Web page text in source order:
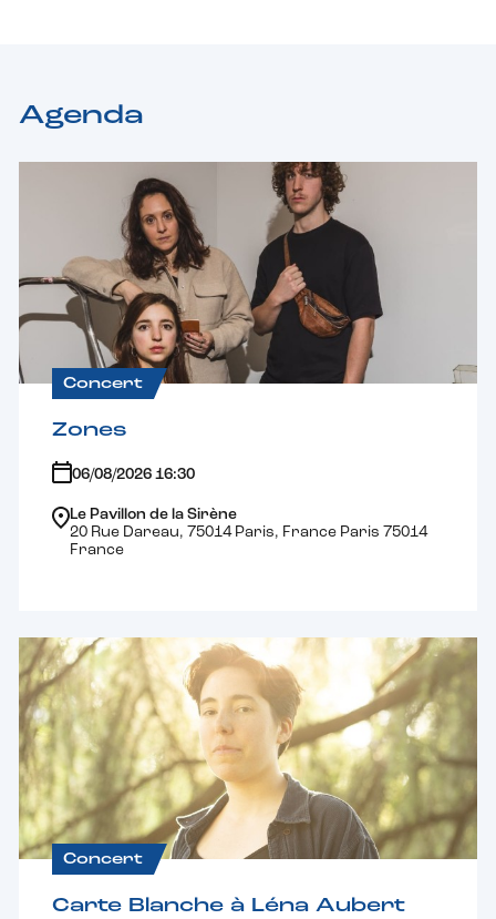
Agenda
Concert
Zones
06/08/2026 16:30
Le Pavillon de la Sirène
20 Rue Dareau, 75014 Paris, France Paris 75014
France
Concert
Carte Blanche à Léna Aubert